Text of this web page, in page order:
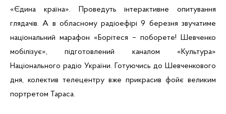
«Єдина країна». Проведуть інтерактивне опитування
глядачів. А в обласному радіоефірі 9 березня звучатиме
національний марафон «Борітеся – поборете! Шевченко
мобілізує», підготовлений каналом «Культура»
Національного радіо України. Готуючись до Шевченкового
дня, колектив телецентру вже прикрасив фойє великим
портретом Тараса.